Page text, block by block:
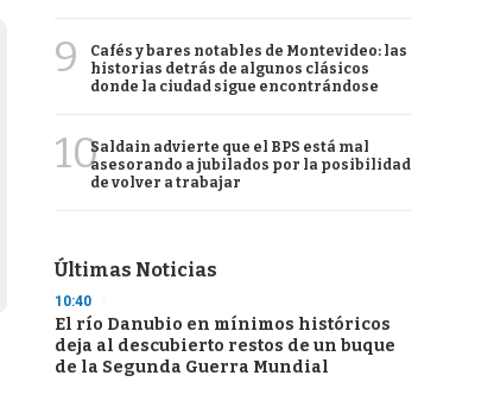
9
Cafés y bares notables de Montevideo: las
historias detrás de algunos clásicos
donde la ciudad sigue encontrándose
10Saldain advierte que el BPS está mal
asesorando a jubilados por la posibilidad
de volver a trabajar
Últimas Noticias
10:40
El río Danubio en mínimos históricos
deja al descubierto restos de un buque
de la Segunda Guerra Mundial